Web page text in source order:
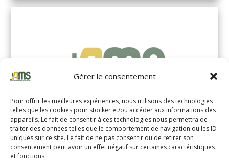
Gérer le consentement
Pour offrir les meilleures expériences, nous utilisons des technologies
telles que les cookies pour stocker et/ou accéder aux informations des
appareils. Le fait de consentir à ces technologies nous permettra de
traiter des données telles que le comportement de navigation ou les ID
uniques sur ce site. Le fait de ne pas consentir ou de retirer son
consentement peut avoir un effet négatif sur certaines caractéristiques
et fonctions.
YALE MS14XIL (2510)